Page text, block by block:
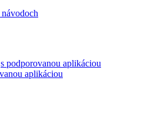
s podporovanou aplikáciou
aplikáciou